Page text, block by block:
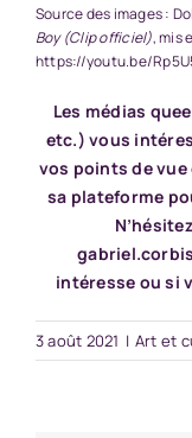
Source des images :
Boy (Clip officiel), mis
https://youtu.be/
Les médias
etc.) vous
vos points de
sa plateforme
intéresse ou si
3 août 2021 | Art et